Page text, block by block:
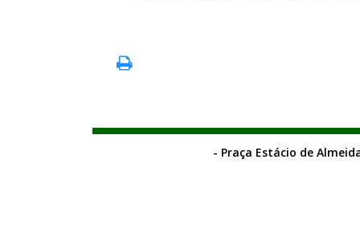
- Praça Estácio de